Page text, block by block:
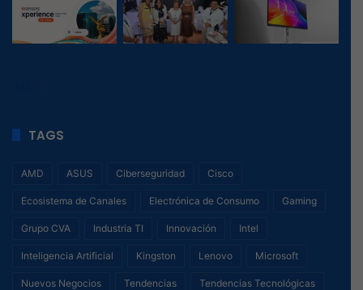
TAGS
AMD ASUS Ciberseguridad Cisco
Ecosistema de Canales Electrónica de Consumo Gaming
Grupo CVA Industria TI Innovación Intel
Inteligencia Artificial Kingston Lenovo Microsoft
Nuevos Negocios Tendencias Tendencias Tecnológicas